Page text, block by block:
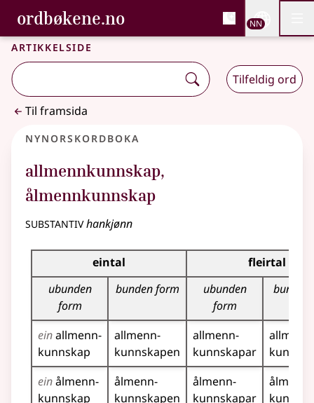
Gå til hovudinnhald
Tilgjenge
ordbøkene.no, Bokmålsordboka og
Bokmålsordboka og Nynorskordboka
NN
Artikkelside
Tilfeldig ord
Til framsida
Nynorskordboka
allmennkunnskap,
ålmennkunnskap
substantivhankjønn
Bøyningstabell for dette substantivet
eintal
fleirtal
ubunden
form
bunden form
ubunden
form
einallmenn­
kunnskap
allmenn­
kunnskapen
allmenn­
kunnskapar
einålmenn­
kunnskap
ålmenn­
kunnskapen
ålmenn­
kunnskapar
ålmenn­